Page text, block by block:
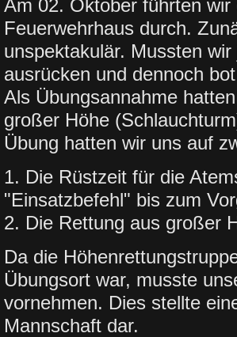
Am 02. Oktober führten
Feuerwehrhaus durch.
unspektakulär. Mussten
ausrücken und dennoch
Als Übungsannahme
großer Höhe
Übung hatten wir uns auf
1. Die Rüstzeit für die
"Einsatzbefehl" bis zum
2. Die Rettung aus großer
Da die
Übungsort war, musste
vornehmen. Dies stellte
Mannschaft dar.